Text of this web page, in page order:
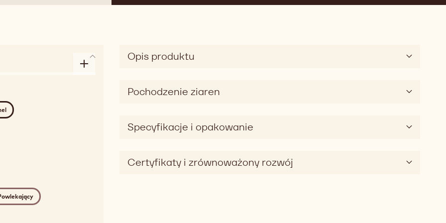
Opis produktu
Pochodzenie ziaren
Specyfikacje i opakowanie
Certyfikaty i zrównoważony rozwój